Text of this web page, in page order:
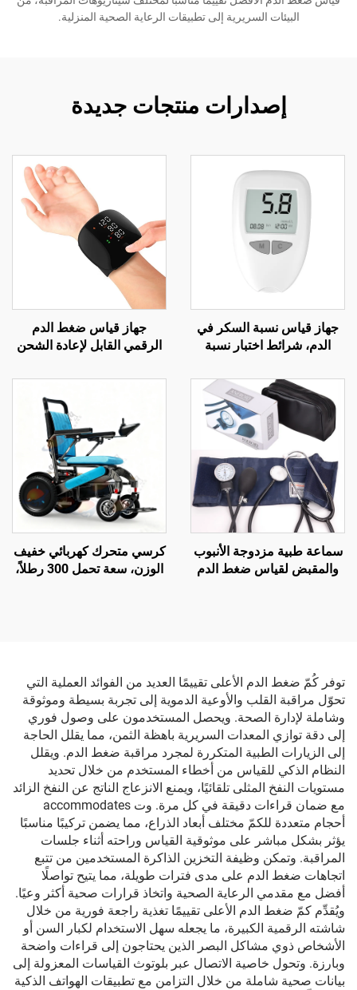
البيئات السريرية إلى تطبيقات الرعاية الصحية المنزلية.
إصدارات منتجات جديدة
جهاز قياس نسبة السكر في
الدم، شرائط اختبار نسبة
إبرة وخز الإصبع G058،
مجموعة اختبار مرض
السكري
جهاز قياس ضغط الدم
الرقمي القابل لإعادة الشحن
للتليفون الطبي (تيلهيلث)
سماعة طبية مزدوجة الأنبوب
والمقبض لقياس ضغط الدم
كرسي متحرك كهربائي خفيف
الوزن، سعة تحمل 300 رطلاً،
توفر كُمّ ضغط الدم الأعلى تقييمًا العديد من الفوائد العملية التي
تحوّل مراقبة القلب والأوعية الدموية إلى تجربة بسيطة وموثوقة
وشاملة لإدارة الصحة. ويحصل المستخدمون على وصول فوري
إلى دقة توازي المعدات السريرية باهظة الثمن، مما يقلل الحاجة
إلى الزيارات الطبية المتكررة لمجرد مراقبة ضغط الدم. ويقلل
النظام الذكي للقياس من أخطاء المستخدم من خلال تحديد
مستويات النفخ المثلى تلقائيًا، ويمنع الانزعاج الناتج عن النفخ الزائد
مع ضمان قراءات دقيقة في كل مرة. وت accommodates
أحجام متعددة للكمّ مختلف أبعاد الذراع، مما يضمن تركيبًا مناسبًا
يؤثر بشكل مباشر على موثوقية القياس وراحته أثناء جلسات
المراقبة. وتمكن وظيفة التخزين الذاكرة المستخدمين من تتبع
اتجاهات ضغط الدم على مدى فترات طويلة، مما يتيح تواصلًا
أفضل مع مقدمي الرعاية الصحية واتخاذ قرارات صحية أكثر وعيًا.
ويُقدِّم كمّ ضغط الدم الأعلى تقييمًا تغذية راجعة فورية من خلال
شاشته الرقمية الكبيرة، ما يجعله سهل الاستخدام لكبار السن أو
الأشخاص ذوي مشاكل البصر الذين يحتاجون إلى قراءات واضحة
وبارزة. وتحول خاصية الاتصال عبر بلوتوث القياسات المعزولة إلى
بيانات صحية شاملة من خلال التزامن مع تطبيقات الهواتف الذكية